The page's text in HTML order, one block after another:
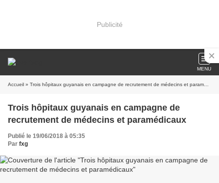
Publicité
MENU
Accueil » Trois hôpitaux guyanais en campagne de recrutement de médecins et paramédicaux
Trois hôpitaux guyanais en campagne de
recrutement de médecins et paramédicaux
Publié le 19/06/2018 à 05:35
Par fxg